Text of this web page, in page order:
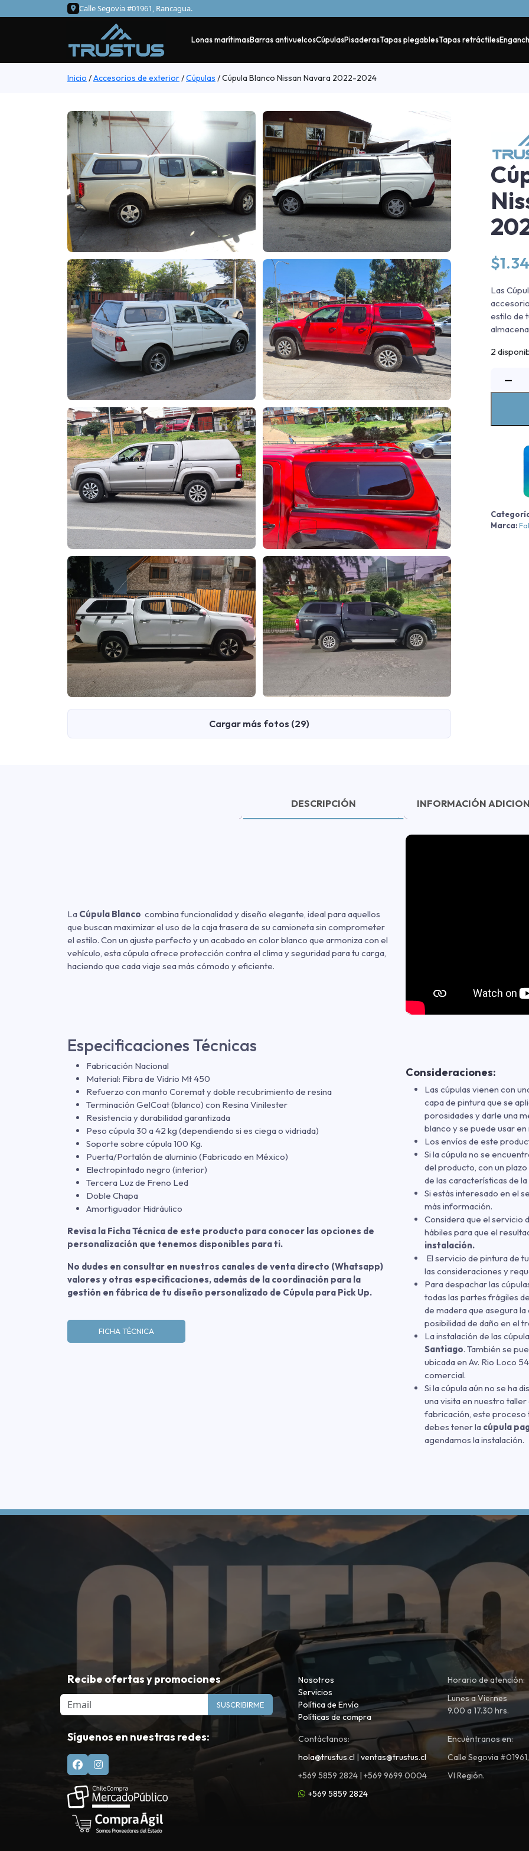
Calle Segovia #01961, Rancagua.
Lonas marítimasBarras antivuelcosCúpulasPisaderasTapas plegablesTapas retráctiles
Inicio /Accesorios de exterior/Cúpulas /Cúpula Blanco Nissan Navara 2022-2024
Cargar más fotos (29)
$
Las
estilo de
2
−
Marca:
DESCRIPCIÓN INFORMACIÓN
La Cúpula Blanco combina funcionalidad y diseño elegante, ideal para aquellos
que buscan maximizar el uso de la caja trasera de su camioneta sin comprometer
el estilo. Con un ajuste perfecto y un acabado en color blanco que armoniza con el
vehículo, esta cúpula ofrece protección contra el clima y seguridad para tu carga,
haciendo que cada viaje sea más cómodo y eficiente.
Especificaciones Técnicas
Fabricación Nacional
Material: Fibra de Vidrio Mt 450
Refuerzo con manto Coremat y doble recubrimiento de resina
Terminación GelCoat (blanco) con Resina Vinilester
Resistencia y durabilidad garantizada
Peso cúpula 30 a 42 kg (dependiendo si es ciega o vidriada)
Soporte sobre cúpula 100 Kg.
Puerta/Portalón de aluminio (Fabricado en México)
Electropintado negro (interior)
Tercera Luz de Freno Led
Doble Chapa
Amortiguador Hidráulico
Revisa la Ficha Técnica de este producto para conocer las opciones de
personalización que tenemos disponibles para ti.
No dudes en consultar en nuestros canales de venta directo (Whatsapp)
valores y otras especificaciones, además de la coordinación para la
gestión en fábrica de tu diseño personalizado de Cúpula para Pick Up.
FICHA TÉCNICA
Consideraciones:
Las cúpulas vienen con
capa de pintura que se
porosidades y darle una
blanco y se puede usar
Los envíos de este
Si la cúpula no se
del producto, con un
de las características de la
Si estás interesado en el
más información.
Considera que el servicio
hábiles para que el
instalación.
El servicio de pintura de
las consideraciones y
Para despachar las
todas las partes frágiles
de madera que asegura
posibilidad de daño en el
La instalación de las
Santiago. También se
ubicada en Av. Rio Loco
comercial.
Si la cúpula aún no se ha
una visita en nuestro
fabricación, este proceso
debes tener la cúpula
agendamos la instalación.
Recibe ofertas y promociones
Email SUSCRIBIRME
Síguenos en nuestras redes:
Nosotros
Servicios
Política de Envío
Políticas de compra
Horario de atención:
Lunes a Viernes
9.00 a 17.30 hrs.
Contáctanos:
hola@trustus.cl | ventas@trustus.cl
+569 5859 2824 | +569 9699 0004
+569 5859 2824
Encuéntranos en:
Calle Segovia
VI Región.